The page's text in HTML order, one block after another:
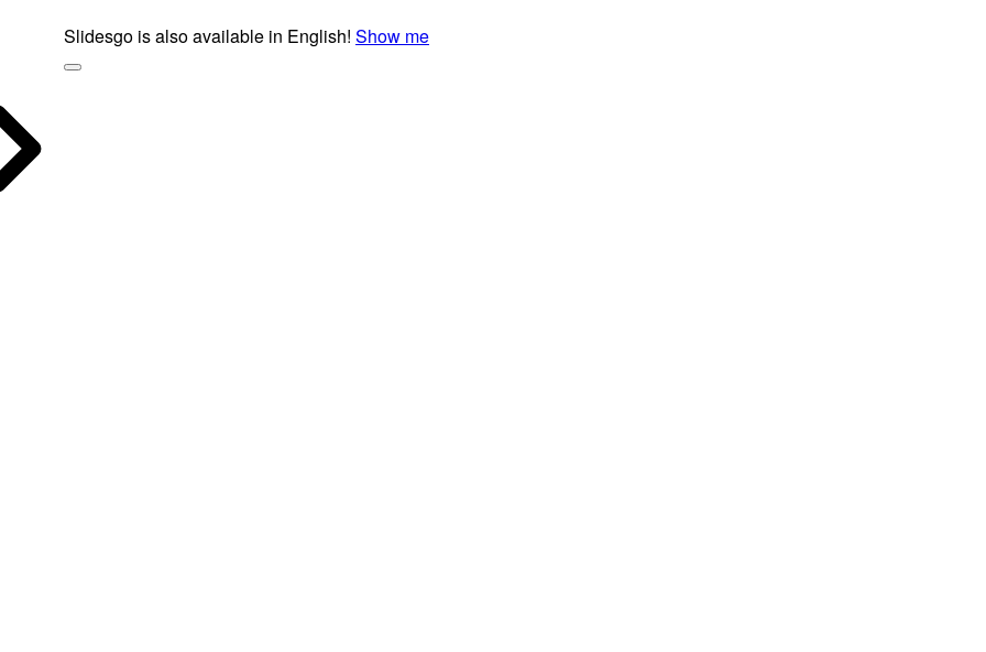
Slidesgo is also available in English! Show me